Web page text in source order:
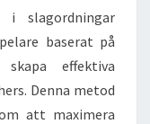
i slagordningar
baserat på
effektiva
Denna metod
att maximera